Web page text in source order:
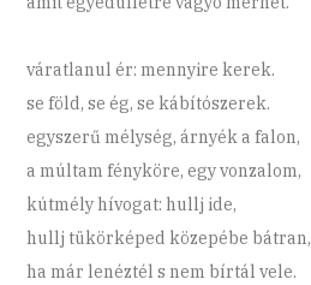
váratlanul ér: mennyire kerek.
se föld, se ég, se kábítószerek.
egyszerű mélység, árnyék a falon,
a múltam fényköre, egy vonzalom,
kútmély hívogat: hullj ide,
hullj tükörképed közepébe bátran,
ha már lenéztél s nem bírtál vele.